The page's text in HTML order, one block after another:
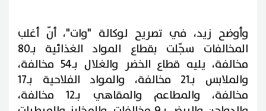
وأوضح زيد، في تصريح لوكالة "وات"، أنّ أغلب
المخالفات سجّلت بقطاع المواد الغذائية بـ80
مخالفة، يليه قطاع الخضر والغلال بـ54 مخالفة،
والملابس بـ21 مخالفة، والمواد الفلاحية بـ17
مخالفة، والمطاعم والمقاهي بـ12 مخالفة،